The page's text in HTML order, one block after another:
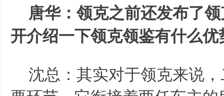
唐华：领克之前还发布了
开介绍一下领克领鉴有什么优
沈总：其实对于领克来说